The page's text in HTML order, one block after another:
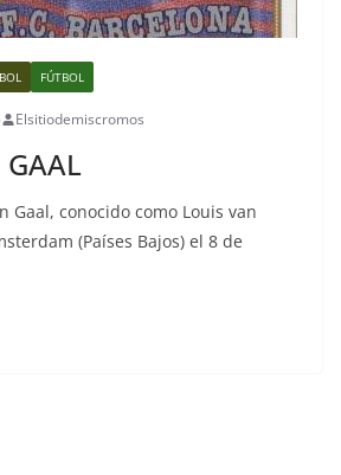
FÚTBOL
Elsitiodemiscromos
GAAL
Gaal, conocido como Louis van
(Países Bajos) el 8 de